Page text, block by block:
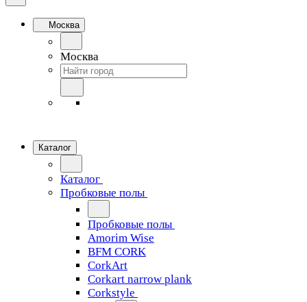
Москва
Москва
Каталог
Каталог
Пробковые полы
Пробковые полы
Amorim Wise
BFM CORK
CorkArt
Corkart narrow plank
Corkstyle